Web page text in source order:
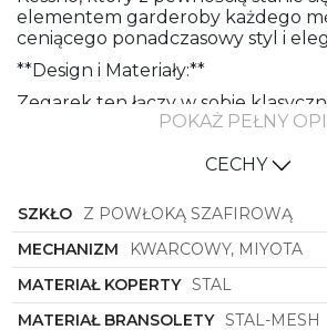
elementem garderoby każdego
ceniącego ponadczasowy styl i
**Design i Materiały:**
Zegarek ten łączy w sobie
nowoczesnymi elementami,
bransoleta meshowa doskonale
pewnością przyciągnie uwagę
eleganckiego minimalizmu.
zarówno koperty, jak i bransolety
zegarkowi solidności i stylu, który
przez wiele sezonów.
**Kolorystyka:**
POKAŻ PEŁNY
CECHY
SZKŁO
Z POWŁOKĄ SZAFIROWĄ
MECHANIZM
KWARCOWY, MIYOTA
MATERIAŁ KOPERTY STAL
MATERIAŁ BRANSOLETY STAL-MESH